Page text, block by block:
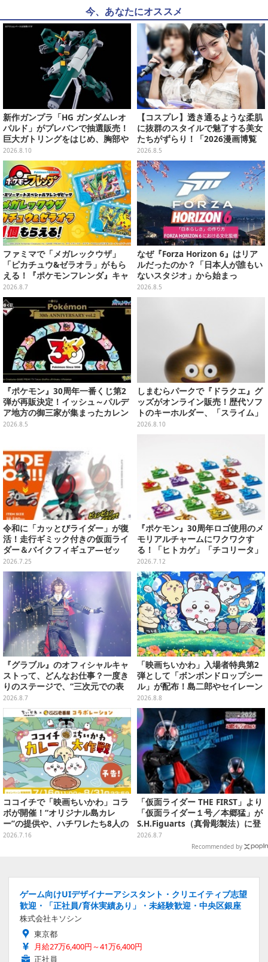
今、あなたにオススメ
新作ガンプラ「HG ガンダムレオ
パルド」がプレバンで抽選販売！
巨大ガトリングをはじめ、胸部や
肩にも武装搭載の重火力モビルス
ーツ
2026.8.10
【コスプレ】透き通るような柔肌
に抜群のスタイルで魅了する美女
たちがずらり！「2026漫画博覧
会」美麗コンパニオンまとめ【画
像39枚】
2026.8.5
ファミマで「メガレックウザ」
「ピカチュウ&ゼラオラ」がもら
える！『ポケモンフレンダ』キャ
ンペーンが8月11日開始
2026.8.7
なぜ『Forza Horizon 6』はリア
ルだったのか？「日本人が誰もい
ないスタジオ」から始まっ
た、“生活感のある日本"の作り方
【CEDEC2026】
2026.8.5
『ポケモン』30周年一番くじ第2
弾が再販決定！イッシュ～パルデ
ア地方の御三家が集まったカレン
ダー、ぬいぐるみなど記念グッズ
2026.8.5
しまむらパークで『ドラクエ』グ
ッズがオンライン販売！歴代ソフ
トのキーホルダー、「スライム」
「ロトの剣&盾」などのメタルフ
2026.8.10
令和に「カッとびライダー」が復
活！走行ギミック付きの仮面ライ
ダー＆バイクフィギュア―ゼッ
ツ、新1号など全7種類
2026.7.25
『ポケモン』30周年ロゴ使用のメ
モリアルチャームにワクワクす
る！「ヒトカゲ」「チコリータ」
たち御三家や、幻のポケモンも揃
えた全20種
2026.7.12
『グラブル』のオフィシャルキャ
ストって、どんなお仕事？一度き
りのステージで、“三次元での表
現”に全力を懸けるキャスト陣の
舞台裏【インタビュー】
2026.8.7
「映画ちいかわ」入場者特典第2
弾として「ボンボンドロップシー
ル」が配布！島二郎やセイレーン
はもちろん、人魚のウロコまで…
2026.8.8
ココイチで「映画ちいかわ」コラ
ボが開催！“オリジナル島カレ
ー”の提供や、ハチワレたち8人の
スプーン置きフィギュアをプレゼ
2026.7.16
「仮面ライダー THE FIRST」より
「仮面ライダー１号／本郷猛」が
S.H.Figuarts（真骨彫製法）に登
場！8月18日より予約受付開始
2026.8.7
Recommended by
ゲーム向けUIデザイナーアシスタント・クリエイティブ志望
歓迎・「正社員/育休実績あり」・未経験歓迎・中央区銀座
株式会社キソシン
東京都
月給27万6,400円～41万6,400円
正社員